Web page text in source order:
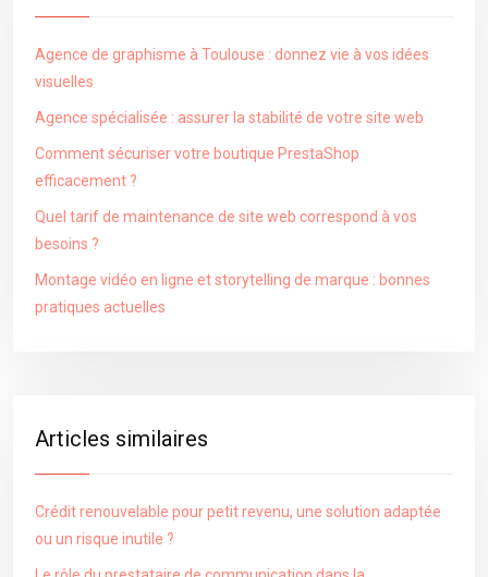
Agence de graphisme à Toulouse : donnez vie à vos idées
visuelles
Agence spécialisée : assurer la stabilité de votre site web
Comment sécuriser votre boutique PrestaShop
efficacement ?
Quel tarif de maintenance de site web correspond à vos
besoins ?
Montage vidéo en ligne et storytelling de marque : bonnes
pratiques actuelles
Articles similaires
Crédit renouvelable pour petit revenu, une solution adaptée
ou un risque inutile ?